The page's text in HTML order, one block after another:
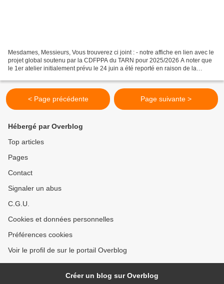
Mesdames, Messieurs, Vous trouverez ci joint : - notre affiche en lien avec le
projet global soutenu par la CDFPPA du TARN pour 2025/2026 A noter que
le 1er atelier initialement prévu le 24 juin a été reporté en raison de la
< Page précédente Page suivante >
Hébergé par Overblog
Top articles
Pages
Contact
Signaler un abus
C.G.U.
Cookies et données personnelles
Préférences cookies
Voir le profil de sur le portail Overblog
Créer un blog sur Overblog